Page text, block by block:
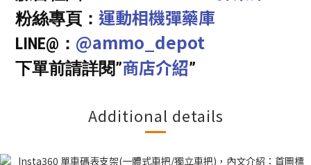
粉絲專頁： 運動相機彈藥庫
LINE@： @ammo_depot
下單前請詳閱”商店介紹”
Additional details